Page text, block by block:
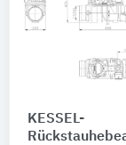
KESSEL-